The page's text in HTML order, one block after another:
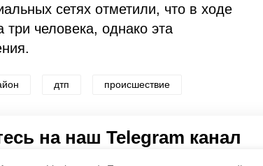
на наш Telegram канал
сетях отметили, что в ходе
человека, однако эта
дтп происшествие
по оценке